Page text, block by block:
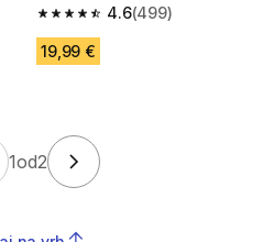
4.6
4.6 od 5 zvezdic from 499
(499)
19,99 €
1od2